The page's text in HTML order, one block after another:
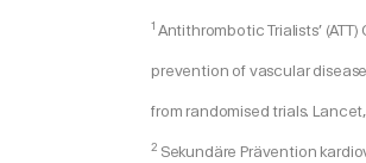
1 Antithrombotic Trialists’
prevention of vascular
from randomised trials.
2Sekundäre Prävention